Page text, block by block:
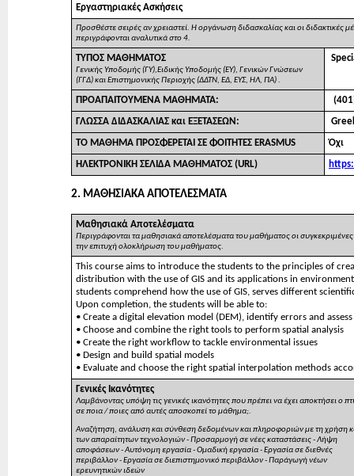
Εργαστηριακές Ασκήσεις
Προσθέστε σειρές αν χρειαστεί. Η οργάνωση διδασκαλίας και οι διδακτικές
περιγράφονται αναλυτικά στο 4.
ΤΥΠΟΣ ΜΑΘΗΜΑΤΟΣ
Γενικής Υποδομής (ΓΥ),Ειδικής Υποδομής (ΕΥ), Γενικών Γνώσεων
(ΓΓΔ) και Επιστημονικής Περιοχής (ΔΔΤΝ, ΕΔ, ΕΥΣ, ΗΛ, ΠΑ) .
ΠΡΟΑΠΑΙΤΟΥΜΕΝΑ ΜΑΘΗΜΑΤΑ:
ΓΛΩΣΣΑ ΔΙΔΑΣΚΑΛΙΑΣ και ΕΞΕΤΑΣΕΩΝ:
ΤΟ ΜΑΘΗΜΑ ΠΡΟΣΦΕΡΕΤΑΙ ΣΕ ΦΟΙΤΗΤΕΣ ERASMUS Όχι
ΗΛΕΚΤΡΟΝΙΚΗ ΣΕΛΙΔΑ ΜΑΘΗΜΑΤΟΣ (URL)
2. ΜΑΘΗΣΙΑΚΑ ΑΠΟΤΕΛΕΣΜΑΤΑ
Μαθησιακά Αποτελέσματα
Περιγράφονται τα μαθησιακά αποτελέσματα του μαθήματος οι
την επιτυχή ολοκλήρωση του μαθήματος.
This course aims to introduce the students to the principles of
distribution with the use of GIS and its applications in
students comprehend how the use of GIS, serves different
Upon completion, the students will be able to:
• Create a digital elevation model (DEM), identify errors and
• Choose and combine the right tools to perform spatial analysis
• Create the right workflow to tackle environmental issues
• Design and build spatial models
• Evaluate and choose the right spatial interpolation methods
Γενικές Ικανότητες
Λαμβάνοντας υπόψη τις γενικές ικανότητες που πρέπει να έχει αποκτήσει
σε ποια / ποιες από αυτές αποσκοπεί το μάθημα;.
Αναζήτηση, ανάλυση και σύνθεση δεδομένων και πληροφοριών με τη χρήση
των απαραίτητων τεχνολογιών - Προσαρμογή σε νέες καταστάσεις - Λήψη
αποφάσεων - Αυτόνομη εργασία - Ομαδική εργασία - Εργασία σε διεθνές
περιβάλλον - Εργασία σε διεπιστημονικό περιβάλλον - Παράγωγή νέων
ερευνητικών ιδεών